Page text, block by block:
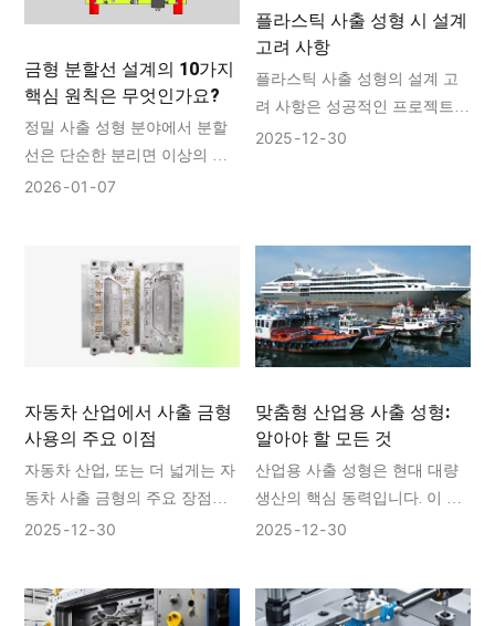
트를 사용해야 하는 중요한 이
에 기여하는 방식을 살펴봅니
다.
면 체계적이고 다각적인 전략이
필요합니다. 이 글에서는 금형
의 전반적인 품질을 향상시키는
데 도움이 되는 종합적인 가이
금형 분할선 설계의 10가지
핵심 원칙은 무엇인가요?
정밀 사출 성형 분야에서 분할
선은 단순한 분리면 이상의 의
미를 지닙니다. 이는 사출 금형
미적 품질을 결정하는 근본적인
설계 요소입니다.GV MOLD 당
사는 확립된 엔지니어링 원칙을
기반으로 금형을 설계합니다.
원칙은 최적의 의사 결정을 안
내하는 체계적인 규칙입니다.
여기서는 전문적인 파팅 라인
설계를 좌우하는 10가지 핵심
2026 01 07
플라스틱 사출 성형 시 설계
고려 사항
플라스틱 사출 성형의 설계 고
려 사항은 성공적인 프로젝트와
문제 있는 프로젝트를 가르는
현실적인 공차는 모두 부품의
안정적인 성형과 기능적 요구
사항 충족에 기여합니다.
2025 12 30
자동차 산업에서 사출 금형
사용의 주요 이점
자동차 산업, 또는 더 넓게는 자
동차 사출 금형의 주요 장점을
살펴보겠습니다.
2025 12 30
맞춤형 산업용 사출 성형:
알아야 할 모든 것
산업용 사출 성형은 현대 대량
생산의 핵심 동력입니다. 이 공
정은 기존 제조 기술로는 불가
2025 12 30